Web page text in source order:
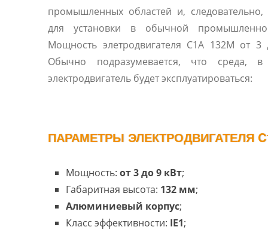
промышленных областей и, следовательно,
для установки в обычной
Мощность элетродвигателя C1A 132M от
Обычно подразумевается, что среда, в
электродвигатель будет эксплуатироваться:
ПАРАМЕТРЫ ЭЛЕКТРОДВИГАТЕЛЯ
Мощность: от 3 до 9 кВт;
Габаритная высота: 132 мм;
Алюминиевый корпус;
Класс эффективности: IE1;